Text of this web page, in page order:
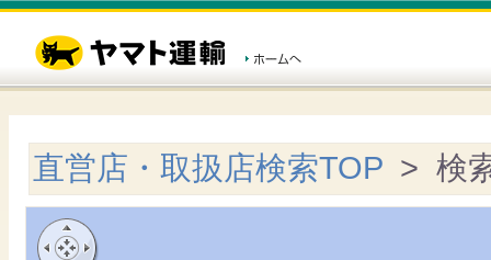
直営店・取扱店検索TOP > 検